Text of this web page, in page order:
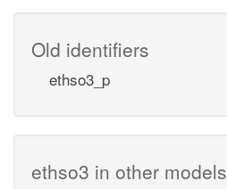
Old identifiers
ethso3_p
ethso3 in other models